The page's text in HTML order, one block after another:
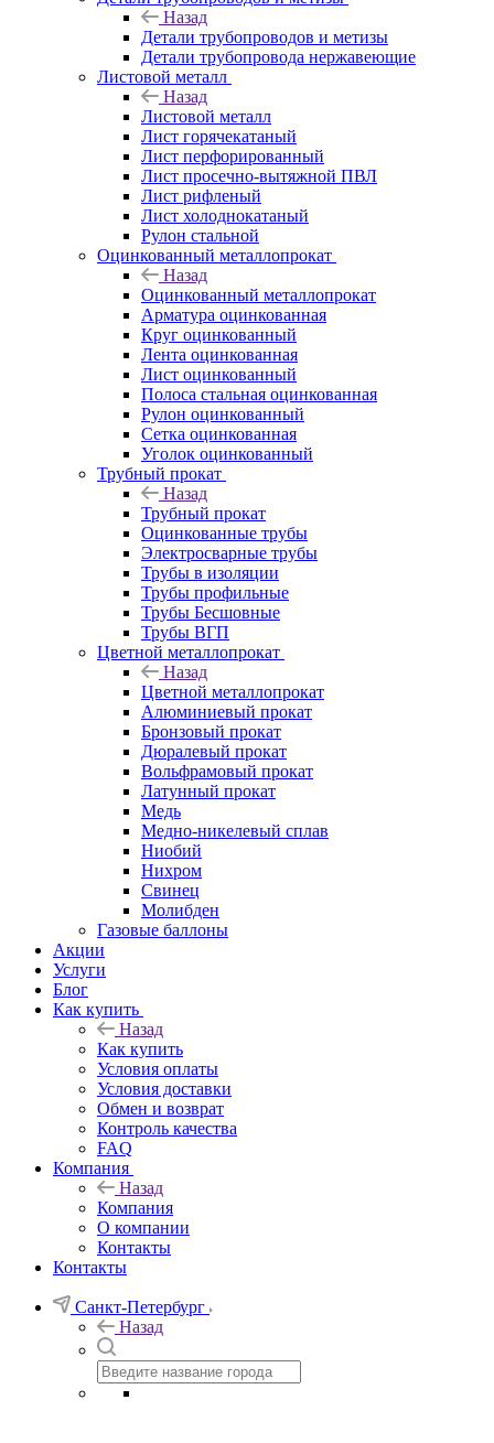
Назад
Детали трубопроводов и метизы
Детали трубопровода нержавеющие
Листовой металл
Назад
Листовой металл
Лист горячекатаный
Лист перфорированный
Лист просечно-вытяжной ПВЛ
Лист рифленый
Лист холоднокатаный
Рулон стальной
Оцинкованный металлопрокат
Назад
Оцинкованный металлопрокат
Арматура оцинкованная
Круг оцинкованный
Лента оцинкованная
Лист оцинкованный
Полоса стальная оцинкованная
Рулон оцинкованный
Сетка оцинкованная
Уголок оцинкованный
Трубный прокат
Назад
Трубный прокат
Оцинкованные трубы
Электросварные трубы
Трубы в изоляции
Трубы профильные
Трубы Бесшовные
Трубы ВГП
Цветной металлопрокат
Назад
Цветной металлопрокат
Алюминиевый прокат
Бронзовый прокат
Дюралевый прокат
Вольфрамовый прокат
Латунный прокат
Медь
Медно-никелевый сплав
Ниобий
Нихром
Свинец
Молибден
Газовые баллоны
Акции
Услуги
Блог
Как купить
Назад
Как купить
Условия оплаты
Условия доставки
Обмен и возврат
Контроль качества
FAQ
Компания
Назад
Компания
О компании
Контакты
Контакты
Санкт-Петербург
Назад